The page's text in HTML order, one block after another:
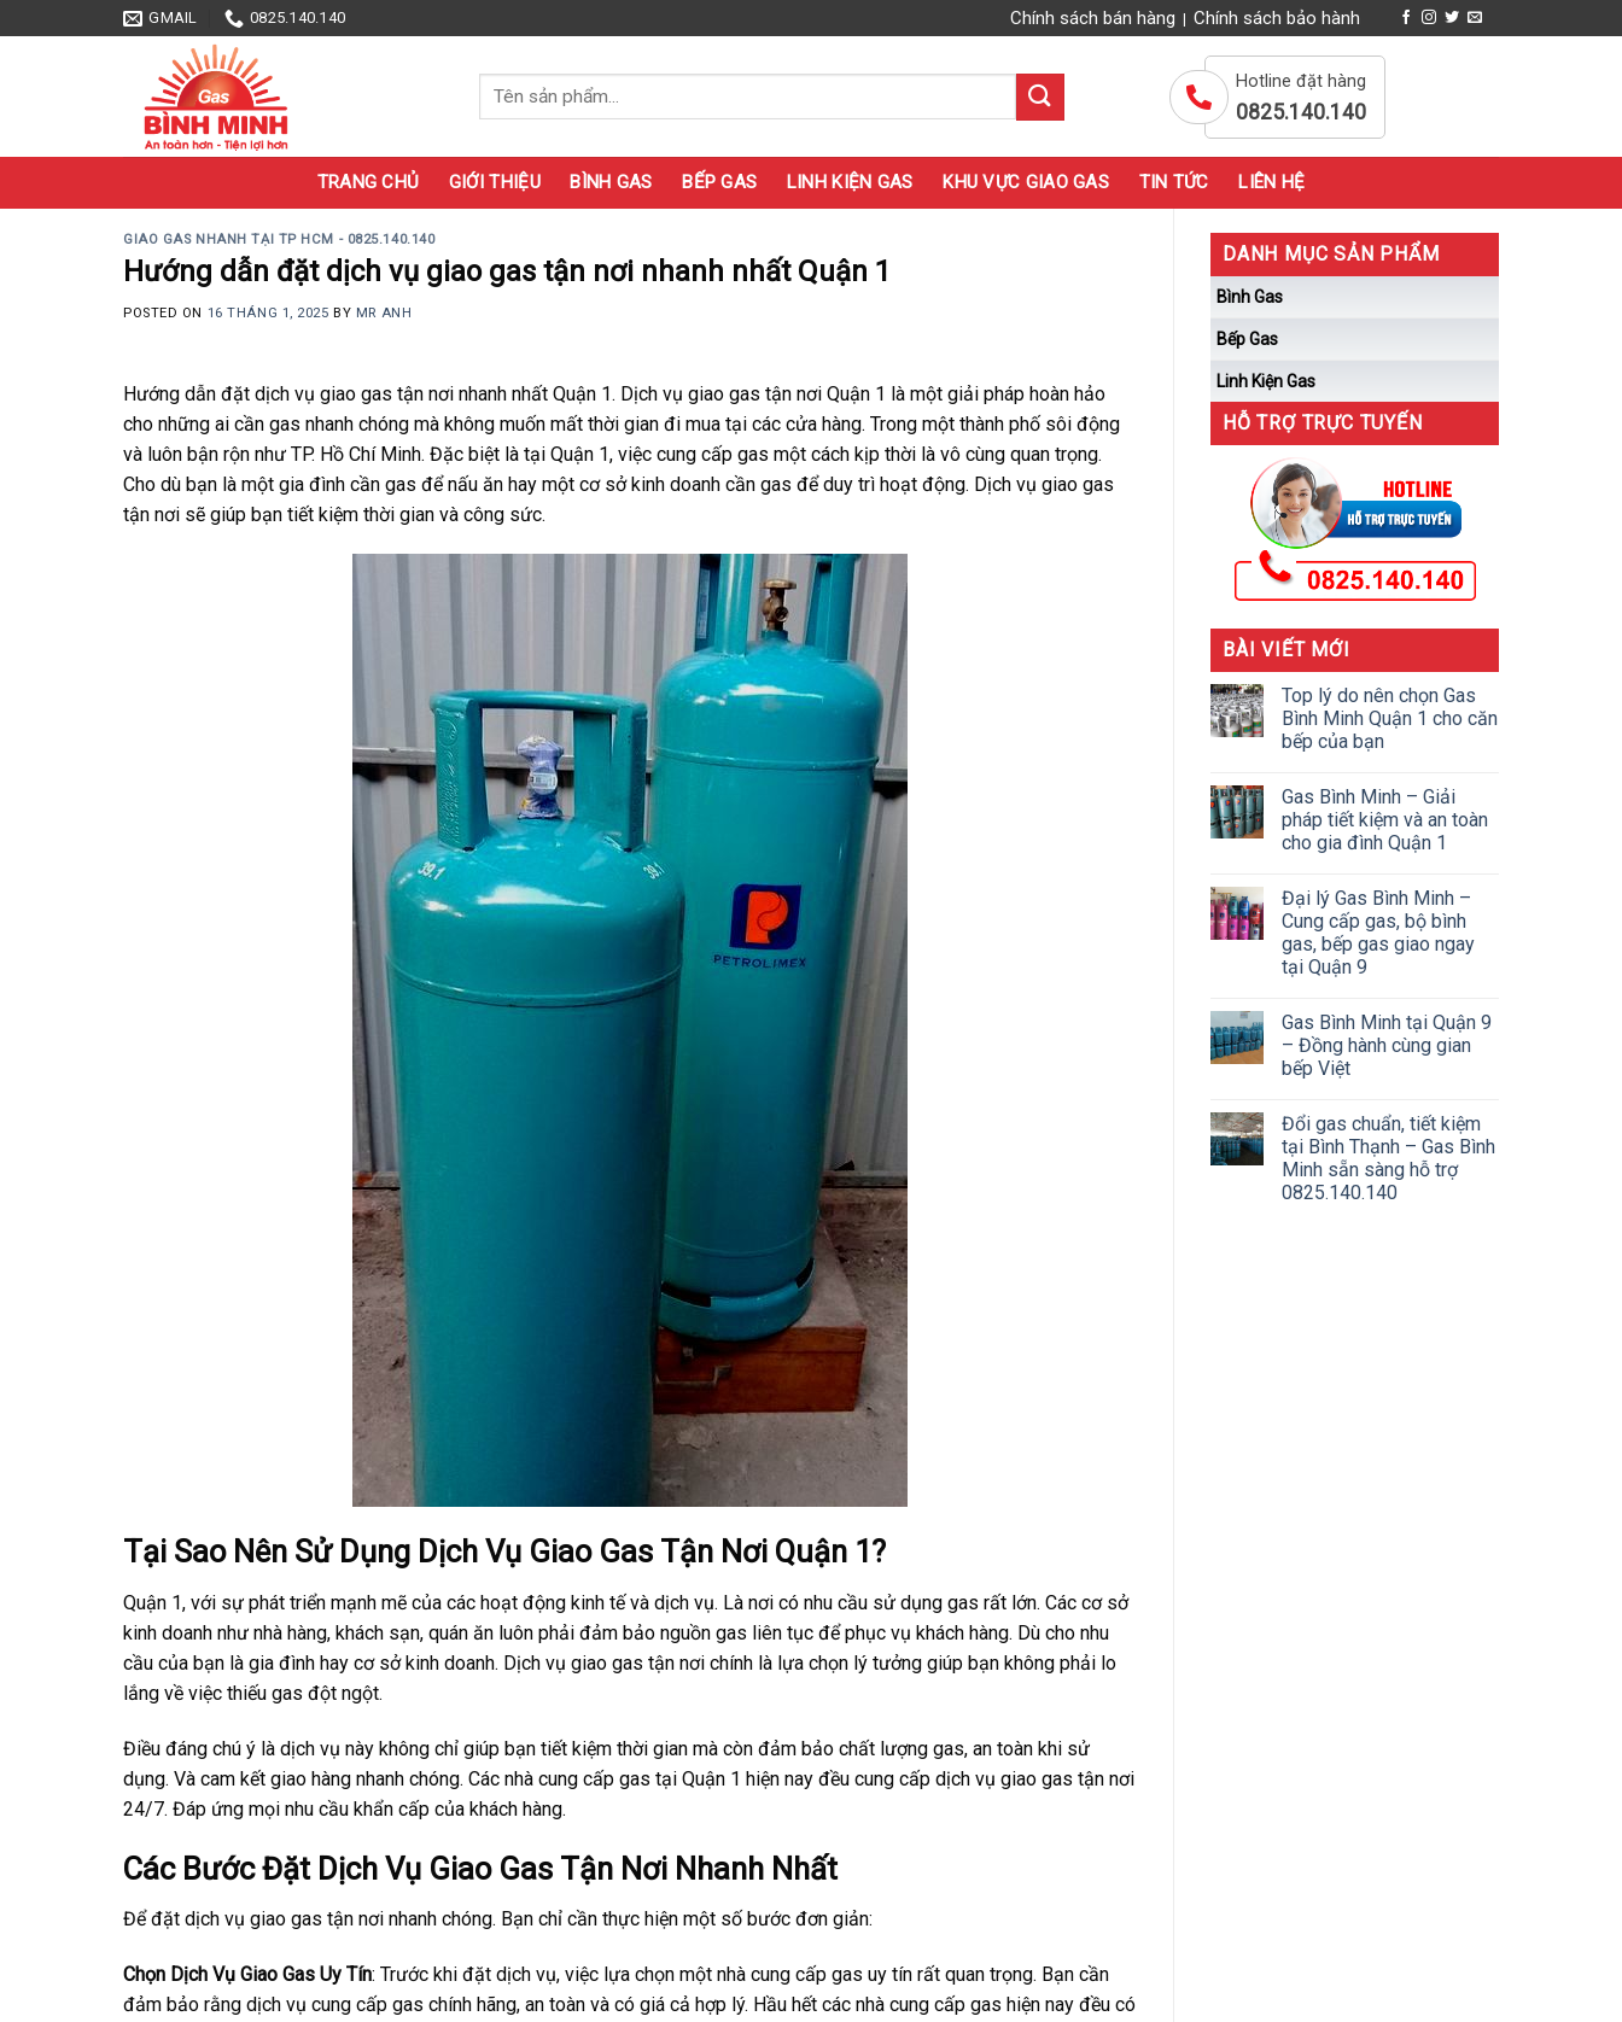
to
GMAIL 0825.140.140 Chính sách bán hàng Chính sách bảo hành
Tìm
kiếm:
Hotline đặt hàng
0825.140.140
TRANG CHỦ GIỚI THIỆU BÌNH GAS BẾP GAS LINH KIỆN GAS KHU VỰC GIAO GAS TIN TỨC LIÊN HỆ
GIAO GAS NHANH TẠI TP HCM - 0825.140.140
Hướng dẫn đặt dịch vụ giao gas tận nơi nhanh nhất Quận 1
POSTED ON 16 THÁNG 1, 2025 BY MR ANH
Hướng dẫn đặt dịch vụ giao gas tận nơi nhanh nhất Quận 1. Dịch vụ giao gas tận nơi Quận 1 là một giải pháp hoàn hảo
cho những ai cần gas nhanh chóng mà không muốn mất thời gian đi mua tại các cửa hàng. Trong một thành phố sôi động
và luôn bận rộn như TP. Hồ Chí Minh. Đặc biệt là tại Quận 1, việc cung cấp gas một cách kịp thời là vô cùng quan trọng.
Cho dù bạn là một gia đình cần gas để nấu ăn hay một cơ sở kinh doanh cần gas để duy trì hoạt động. Dịch vụ giao gas
tận nơi sẽ giúp bạn tiết kiệm thời gian và công sức.
Tại Sao Nên Sử Dụng Dịch Vụ Giao Gas Tận Nơi Quận 1?
Quận 1, với sự phát triển mạnh mẽ của các hoạt động kinh tế và dịch vụ. Là nơi có nhu cầu sử dụng gas rất lớn. Các cơ sở
kinh doanh như nhà hàng, khách sạn, quán ăn luôn phải đảm bảo nguồn gas liên tục để phục vụ khách hàng. Dù cho nhu
cầu của bạn là gia đình hay cơ sở kinh doanh. Dịch vụ giao gas tận nơi chính là lựa chọn lý tưởng giúp bạn không phải lo
lắng về việc thiếu gas đột ngột.
Điều đáng chú ý là dịch vụ này không chỉ giúp bạn tiết kiệm thời gian mà còn đảm bảo chất lượng gas, an toàn khi sử
dụng. Và cam kết giao hàng nhanh chóng. Các nhà cung cấp gas tại Quận 1 hiện nay đều cung cấp dịch vụ giao gas tận nơi
24/7. Đáp ứng mọi nhu cầu khẩn cấp của khách hàng.
Các Bước Đặt Dịch Vụ Giao Gas Tận Nơi Nhanh Nhất
Để đặt dịch vụ giao gas tận nơi nhanh chóng. Bạn chỉ cần thực hiện một số bước đơn giản:
Chọn Dịch Vụ Giao Gas Uy Tín: Trước khi đặt dịch vụ, việc lựa chọn một nhà cung cấp gas uy tín rất quan trọng. Bạn cần
đảm bảo rằng dịch vụ cung cấp gas chính hãng, an toàn và có giá cả hợp lý. Hầu hết các nhà cung cấp gas hiện nay đều có
DANH MỤC SẢN PHẨM
Bình Gas
Bếp Gas
Linh Kiện Gas
HỖ TRỢ TRỰC TUYẾN
BÀI VIẾT MỚI
Top lý do nên chọn Gas
Bình Minh Quận 1 cho căn
bếp của bạn
Gas Bình Minh – Giải
pháp tiết kiệm và an toàn
cho gia đình Quận 1
Đại lý Gas Bình Minh –
Cung cấp gas, bộ bình
gas, bếp gas giao ngay
tại Quận 9
Gas Bình Minh tại Quận 9
– Đồng hành cùng gian
bếp Việt
Đổi gas chuẩn, tiết kiệm
tại Bình Thạnh – Gas Bình
Minh sẵn sàng hỗ trợ
0825.140.140